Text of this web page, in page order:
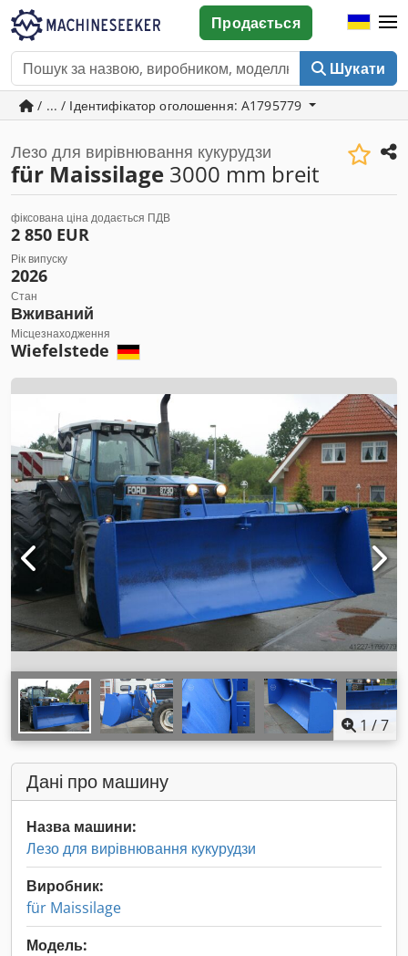
Шукати
Продається
/ ... / Ідентифікатор оголошення: A1795779
Лезо для вирівнювання кукурудзи
für Maissilage 3000 mm breit
фіксована ціна додається ПДВ
2 850 EUR
Рік випуску
2026
Стан
Вживаний
Місцезнаходження
Wiefelstede
1 /7
Дані про машину
Назва машини:
Лезо для вирівнювання кукурудзи
Виробник:
für Maissilage
Модель: